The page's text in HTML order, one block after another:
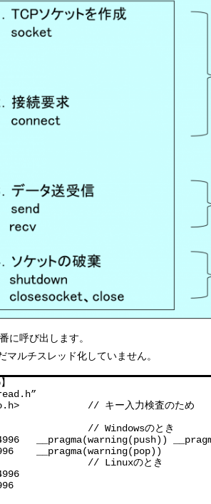
に呼び出します。
マルチスレッド化していません。
// キー入力検査のため
// Windowsのとき
__pragma(warning(push))
__pragma(warning(pop))
// Linuxのとき